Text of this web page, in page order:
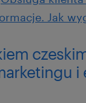
Jak
i